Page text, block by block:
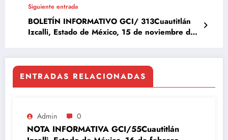
Siguiente entrada
BOLETÍN INFORMATIVO GCI/ 313Cuautitlán
Izcalli, Estado de México, 15 de noviembre del
ENTRADAS RELACIONADAS
Admin 0
NOTA INFORMATIVA GCI/55Cuautitlán